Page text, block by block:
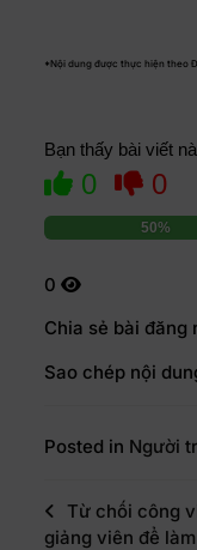
*Nội dung được thực hiện theo
Bạn thấy bài viết
0 0
50%
0
Chia sẻ bài đăng
Sao chép nội
Posted in Người
Từ chối công
giảng viên để